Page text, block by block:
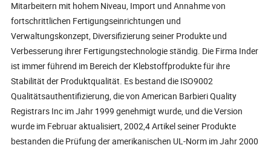
Mitarbeitern mit hohem Niveau, Import und Annahme von
fortschrittlichen Fertigungseinrichtungen und
Verwaltungskonzept, Diversifizierung seiner Produkte und
Verbesserung ihrer Fertigungstechnologie ständig. Die Firma Inder
ist immer führend im Bereich der Klebstoffprodukte für ihre
Stabilität der Produktqualität. Es bestand die ISO9002
Qualitätsauthentifizierung, die von American Barbieri Quality
Registrars Inc im Jahr 1999 genehmigt wurde, und die Version
wurde im Februar aktualisiert, 2002,4 Artikel seiner Produkte
bestanden die Prüfung der amerikanischen UL-Norm im Jahr 2000